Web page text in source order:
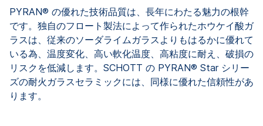
PYRAN® の優れた技術品質は、長年にわたる魅力の根幹
です。独自のフロート製法によって作られたホウケイ酸ガ
ラスは、従来のソーダライムガラスよりもはるかに優れて
いる為、温度変化、高い軟化温度、高粘度に耐え、破損の
リスクを低減します。SCHOTT の PYRAN® Star シリー
ズの耐火ガラスセラミックには、同様に優れた信頼性があ
ります。